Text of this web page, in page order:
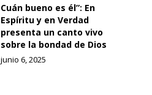
Cuán bueno es él”: En
Espíritu y en Verdad
presenta un canto vivo
sobre la bondad de Dios
junio 6, 2025